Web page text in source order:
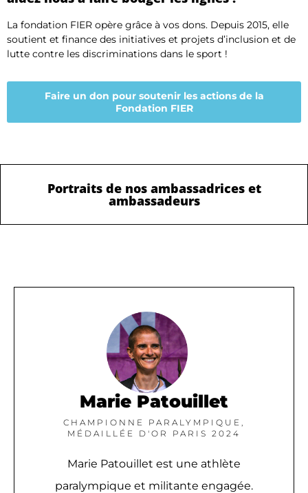
La fondation FIER opère grâce à vos dons. Depuis 2015, elle
soutient et finance des initiatives et projets d’inclusion et de
lutte contre les discriminations dans le sport !
Faire un don pour soutenir les actions de la
Fondation FIER
Portraits de nos ambassadrices et
ambassadeurs
Marie Patouillet
CHAMPIONNE PARALYMPIQUE,
MÉDAILLÉE D'OR PARIS 2024
Marie Patouillet est une athlète
paralympique et militante engagée.